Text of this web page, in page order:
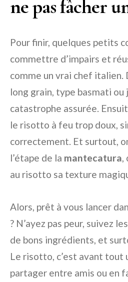
ne pas fâcher
Pour finir, quelques petits
commettre d’impairs et
comme un vrai chef italien.
long grain, type basmati ou
catastrophe assurée.
le risotto à feu trop doux,
correctement. Et surtout,
l’étape de la mantecatura,
au risotto sa texture
Alors, prêt à vous lancer
? N’ayez pas peur, suivez
de bons ingrédients, et
Le risotto, c’est avant tout
partager entre amis ou en